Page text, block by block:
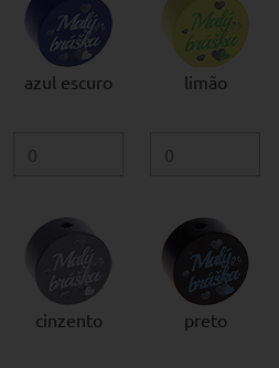
azul escuro limão
cinzento preto